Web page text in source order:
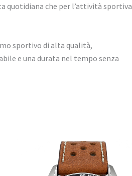
quotidiana che per l’attività sportiva
sportivo di alta qualità,
e una durata nel tempo senza